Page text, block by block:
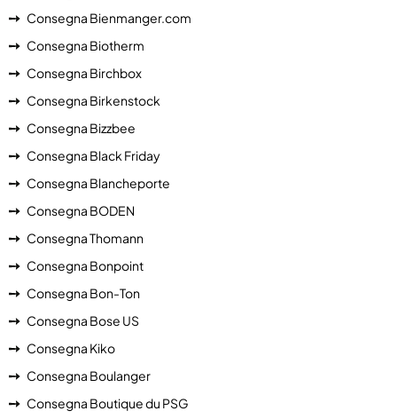
Consegna Bienmanger.com
Consegna Biotherm
Consegna Birchbox
Consegna Birkenstock
Consegna Bizzbee
Consegna Black Friday
Consegna Blancheporte
Consegna BODEN
Consegna Thomann
Consegna Bonpoint
Consegna Bon-Ton
Consegna Bose US
Consegna Kiko
Consegna Boulanger
Consegna Boutique du PSG